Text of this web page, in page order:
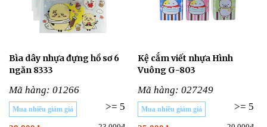
Bìa dây nhựa đựng hồ sơ 6
ngăn 8333
Mã hàng: 01266
>= 5
Mua nhiều giảm giá
Kệ cắm viết nhựa Hình
Vuông G-803
Mã hàng: 027249
>= 5
Mua nhiều giảm giá